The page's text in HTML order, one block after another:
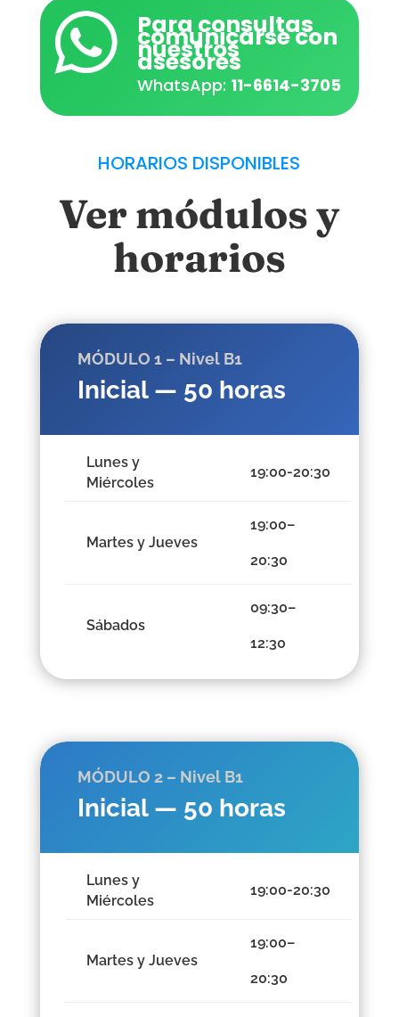
Para consultas
comunicarse con
nuestros
asesores
WhatsApp: 11-6614-3705
HORARIOS DISPONIBLES
Ver módulos y
horarios
MÓDULO 1 – Nivel B1
Inicial — 50 horas
Lunes y
Miércoles
19:00-20:30
Martes y Jueves
19:00–
20:30
Sábados
09:30–
12:30
MÓDULO 2 – Nivel B1
Inicial — 50 horas
Lunes y
Miércoles
19:00-20:30
Martes y Jueves
19:00–
20:30